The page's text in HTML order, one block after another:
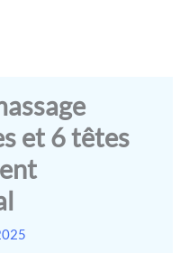
et 6 têtes